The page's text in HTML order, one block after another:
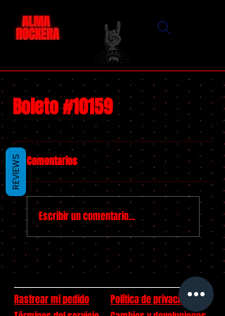
Boleto #10159
Comentarios
Escribir un comentario...
Rastrear mi pedido
Política de privacidad
REVIEWS